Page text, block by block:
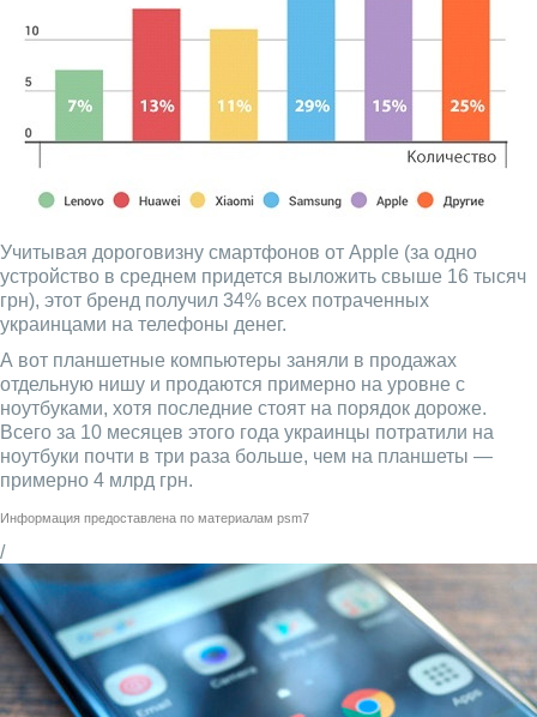
Учитывая дороговизну смартфонов от Apple (за одно
устройство в среднем придется выложить свыше 16 тысяч
грн), этот бренд получил 34% всех потраченных
украинцами на телефоны денег.
А вот планшетные компьютеры заняли в продажах
отдельную нишу и продаются примерно на уровне с
ноутбуками, хотя последние стоят на порядок дороже.
Всего за 10 месяцев этого года украинцы потратили на
ноутбуки почти в три раза больше, чем на планшеты —
примерно 4 млрд грн.
Информация предоставлена по материалам psm7
/